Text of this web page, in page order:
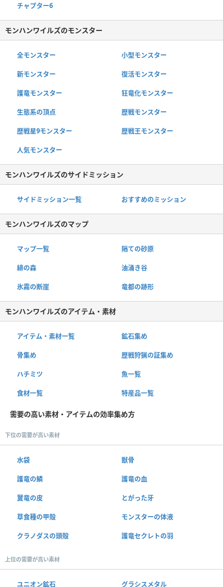
チャプター6
モンハンワイルズのモンスター
全モンスター 小型モンスター
新モンスター 復活モンスター
護竜モンスター 狂竜化モンスター
生態系の頂点 歴戦モンスター
歴戦星9モンスター 歴戦王モンスター
人気モンスター
モンハンワイルズのサイドミッション
サイドミッション一覧 おすすめのミッション
モンハンワイルズのマップ
マップ一覧 隔ての砂原
緋の森 油涌き谷
氷霧の断崖 竜都の跡形
モンハンワイルズのアイテム・素材
アイテム・素材一覧 鉱石集め
骨集め 歴戦狩猟の証集め
ハチミツ 魚一覧
食材一覧 特産品一覧
需要の高い素材・アイテムの効率集め方
下位の需要が高い素材
水袋 獣骨
護竜の鱗 護竜の血
翼竜の皮 とがった牙
草食種の甲殻 モンスターの体液
クラノダスの頭殻 護竜セクレトの羽
上位の需要が高い素材
ユニオン鉱石 グラシスメタル